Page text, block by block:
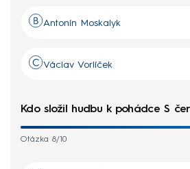
Antonín Moskalyk
Václav Vorlíček
Kdo složil hudbu k pohádce S
Otázka 8/10